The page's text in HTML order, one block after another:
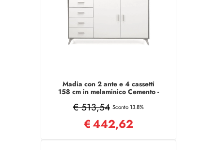
Madia con 2 ante e 4 cassetti
158 cm in melaminico Cemento -
€ 513,54 Sconto 13.8%
€442,62